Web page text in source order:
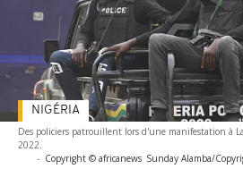
Des policiers patrouillent lors d'une manifestation à
2022.
- Copyright © africanews Sunday Alamba/
NIGÉRIA